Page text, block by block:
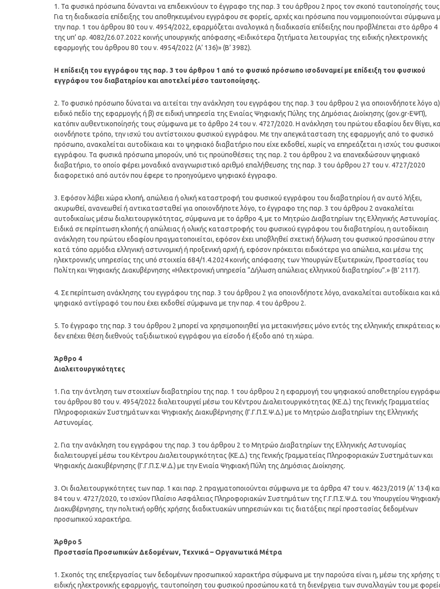
1. Τα φυσικά πρόσωπα δύνανται να επιδεικνύουν το έγγραφο της παρ. 3 του άρθρου 2 προς τον σκοπό ταυτοποίησής τους.
Για τη διαδικασία επίδειξης του αποθηκευμένου εγγράφου σε φορείς, αρχές και πρόσωπα που νομιμοποιούνται σύμφωνα
την παρ. 1 του άρθρου 80 του ν. 4954/2022, εφαρμόζεται αναλογικά η διαδικασία επίδειξης που προβλέπεται στο άρθρο 4
της υπ’ αρ. 4082/26.07.2022 κοινής υπουργικής απόφασης «Ειδικότερα ζητήματα λειτουργίας της ειδικής ηλεκτρονικής
εφαρμογής του άρθρου 80 του ν. 4954/2022 (Α’ 136)» (Β’ 3982).
Η επίδειξη του εγγράφου της παρ. 3 του άρθρου 1 από το φυσικό πρόσωπο ισοδυναμεί με επίδειξη του φυσικού
εγγράφου του διαβατηρίου και αποτελεί μέσο ταυτοποίησης.
2. Το φυσικό πρόσωπο δύναται να αιτείται την ανάκληση του εγγράφου της παρ. 3 του άρθρου 2 για οποιονδήποτε λόγο
ειδικό πεδίο της εφαρμογής ή β) σε ειδική υπηρεσία της Ενιαίας Ψηφιακής Πύλης της Δημόσιας Διοίκησης (gov.gr-ΕΨΠ),
κατόπιν αυθεντικοποίησής τους σύμφωνα με το άρθρο 24 του ν. 4727/2020. Η ανάκληση του πρώτου εδαφίου δεν θίγει,
οιονδήποτε τρόπο, την ισχύ του αντίστοιχου φυσικού εγγράφου. Με την απεγκάτασταση της εφαρμογής από το φυσικό
πρόσωπο, ανακαλείται αυτοδίκαια και το ψηφιακό διαβατήριο που είχε εκδοθεί, χωρίς να επηρεάζεται η ισχύς του
εγγράφου. Τα φυσικά πρόσωπα μπορούν, υπό τις προϋποθέσεις της παρ. 2 του άρθρου 2 να επανεκδώσουν ψηφιακό
διαβατήριο, το οποίο φέρει μοναδικό αναγνωριστικό αριθμό επαλήθευσης της παρ. 3 του άρθρου 27 του ν. 4727/2020
διαφορετικό από αυτόν που έφερε το προηγούμενο ψηφιακό έγγραφο.
3. Εφόσον λάβει χώρα κλοπή, απώλεια ή ολική καταστροφή του φυσικού εγγράφου του διαβατηρίου ή αν αυτό λήξει,
ακυρωθεί, ανανεωθεί ή αντικατασταθεί για οποιονδήποτε λόγο, το έγγραφο της παρ. 3 του άρθρου 2 ανακαλείται
αυτοδικαίως μέσω διαλειτουργικότητας, σύμφωνα με το άρθρο 4, με το Μητρώο Διαβατηρίων της Ελληνικής Αστυνομίας.
Ειδικά σε περίπτωση κλοπής ή απώλειας ή ολικής καταστροφής του φυσικού εγγράφου του διαβατηρίου, η αυτοδίκαιη
ανάκληση του πρώτου εδαφίου πραγματοποιείται, εφόσον έχει υποβληθεί σχετική δήλωση του φυσικού προσώπου στην
κατά τόπο αρμόδια ελληνική αστυνομική ή προξενική αρχή ή, εφόσον πρόκειται ειδικότερα για απώλεια, και μέσω της
ηλεκτρονικής υπηρεσίας της υπό στοιχεία 684/1.4.2024 κοινής απόφασης των Υπουργών Εξωτερικών, Προστασίας του
Πολίτη και Ψηφιακής Διακυβέρνησης «Ηλεκτρονική υπηρεσία “Δήλωση απώλειας ελληνικού διαβατηρίου”.» (Β’ 2117).
4. Σε περίπτωση ανάκλησης του εγγράφου της παρ. 3 του άρθρου 2 για οποιονδήποτε λόγο, ανακαλείται αυτοδίκαια και
ψηφιακό αντίγραφό του που έχει εκδοθεί σύμφωνα με την παρ. 4 του άρθρου 2.
5. Το έγγραφο της παρ. 3 του άρθρου 2 μπορεί να χρησιμοποιηθεί για μετακινήσεις μόνο εντός της ελληνικής επικράτειας
δεν επέχει θέση διεθνούς ταξιδιωτικού εγγράφου για είσοδο ή έξοδο από τη χώρα.
Άρθρο 4
Διαλειτουργικότητες
1. Για την άντληση των στοιχείων διαβατηρίου της παρ. 1 του άρθρου 2 η εφαρμογή του ψηφιακού αποθετηρίου
του άρθρου 80 του ν. 4954/2022 διαλειτουργεί μέσω του Κέντρου Διαλειτουργικότητας (ΚΕ.Δ.) της Γενικής Γραμματείας
Πληροφοριακών Συστημάτων και Ψηφιακής Διακυβέρνησης (Γ.Γ.Π.Σ.Ψ.Δ.) με το Μητρώο Διαβατηρίων της Ελληνικής
Αστυνομίας.
2. Για την ανάκληση του εγγράφου της παρ. 3 του άρθρου 2 το Μητρώο Διαβατηρίων της Ελληνικής Αστυνομίας
διαλειτουργεί μέσω του Κέντρου Διαλειτουργικότητας (ΚΕ.Δ.) της Γενικής Γραμματείας Πληροφοριακών Συστημάτων και
Ψηφιακής Διακυβέρνησης (Γ.Γ.Π.Σ.Ψ.Δ.) με την Ενιαία Ψηφιακή Πύλη της Δημόσιας Διοίκησης.
3. Οι διαλειτουργικότητες των παρ. 1 και παρ. 2 πραγματοποιούνται σύμφωνα με τα άρθρα 47 του ν. 4623/2019 (Α’ 134)
84 του ν. 4727/2020, το ισχύον Πλαίσιο Ασφάλειας Πληροφοριακών Συστημάτων της Γ.Γ.Π.Σ.Ψ.Δ. του Υπουργείου
Διακυβέρνησης, την πολιτική ορθής χρήσης διαδικτυακών υπηρεσιών και τις διατάξεις περί προστασίας δεδομένων
προσωπικού χαρακτήρα.
Άρθρο 5
Προστασία Προσωπικών Δεδομένων, Τεχνικά – Οργανωτικά Μέτρα
1. Σκοπός της επεξεργασίας των δεδομένων προσωπικού χαρακτήρα σύμφωνα με την παρούσα είναι η, μέσω της χρήσης
ειδικής ηλεκτρονικής εφαρμογής, ταυτοποίηση του φυσικού προσώπου κατά τη διενέργεια των συναλλαγών του με